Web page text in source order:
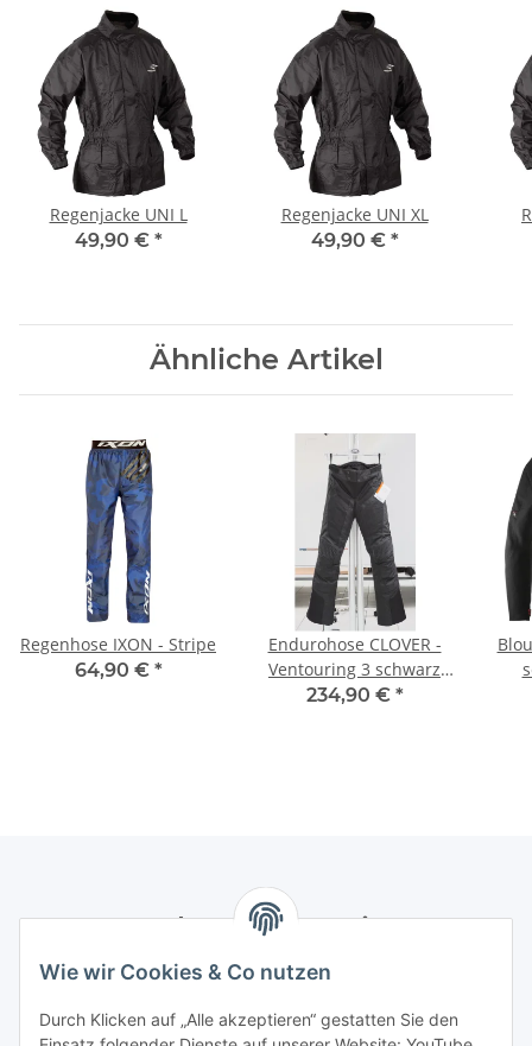
Wie wir Cookies & Co nutzen
Durch Klicken auf „Alle akzeptieren“ gestatten Sie den
Regenjacke UNI L
49,90 € *
Regenjacke UNI XL
49,90 € *
Ähnliche Artikel
Regenhose IXON - Stripe
64,90 € *
Endurohose CLOVER -
Ventouring 3 schwarz
KURZ - LADY
234,90 € *
Newsletter Abonnieren
Bitte senden Sie mir entsprechend Ihrer
Informationen zu Ihrem Produktsortiment per E-Mail zu.